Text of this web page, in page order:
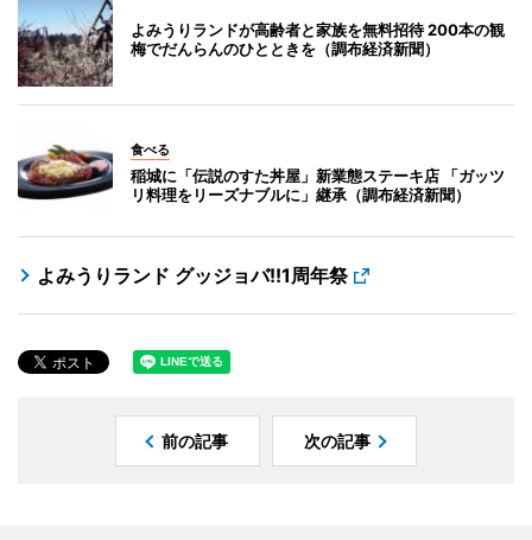
よみうりランドが高齢者と家族を無料招待 200本の観
梅でだんらんのひとときを（調布経済新聞）
食べる
稲城に「伝説のすた丼屋」新業態ステーキ店 「ガッツ
リ料理をリーズナブルに」継承（調布経済新聞）
よみうりランド グッジョバ!!1周年祭
前の記事 次の記事